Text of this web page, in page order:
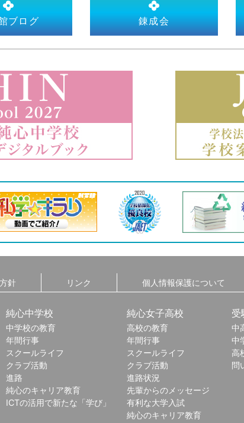
ブログ 錬成会
針 リンク 個人情報保護について
純心中学校
中学校の教育
年間行事
スクールライフ
クラブ活動
進路
純心のキャリア教育
ICTの活用で新たな「学び」
純心女子高校
高校の教育
年間行事
スクールライフ
クラブ活動
進路状況
先輩からのメッセージ
有利な大学入試
純心のキャリア教育
受
中
中
高
問